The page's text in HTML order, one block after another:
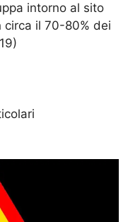
intorno al sito
circa il 70-80% dei